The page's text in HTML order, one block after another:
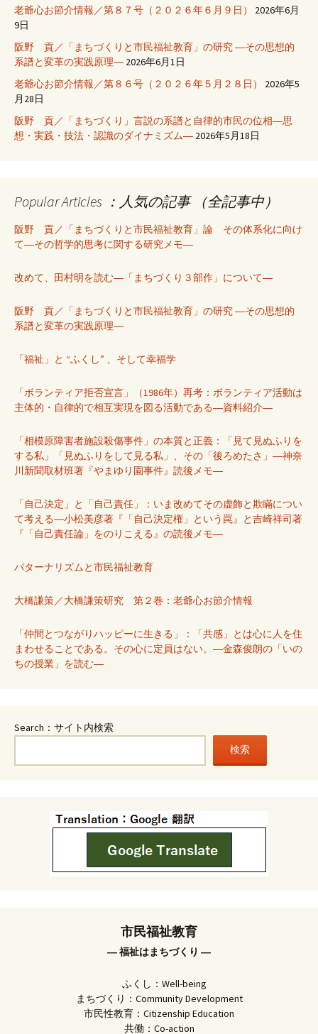
老爺心お節介情報／第８７号（２０２６年６月９日）
2026年6月
9日
阪野 貢／「まちづくりと市民福祉教育」の研究 ―その思想的
系譜と変革の実践原理― 2026年6月1日
老爺心お節介情報／第８６号（２０２６年５月２８日）
2026年5
月28日
阪野 貢／「まちづくり」言説の系譜と自律的市民の位相―思
想・実践・技法・認識のダイナミズム― 2026年5月18日
Popular Articles ：人気の記事 （全記事中）
阪野 貢／「まちづくりと市民福祉教育」論 その体系化に向け
て―その哲学的思考に関する研究メモ―
改めて、田村明を読む―「まちづくり３部作」について―
阪野 貢／「まちづくりと市民福祉教育」の研究 ―その思想的
系譜と変革の実践原理―
「福祉」と “ふくし” 、そして幸福学
「ボランティア拒否宣言」（1986年）再考：ボランティア活動は
主体的・自律的で相互実現を図る活動である―資料紹介―
「相模原障害者施設殺傷事件」の本質と正義：「見て見ぬふりを
する私」「見ぬふりをして見る私」、その「後ろめたさ」―神奈
川新聞取材班著『やまゆり園事件』読後メモ―
「自己決定」と「自己責任」：いま改めてその虚飾と欺瞞につい
て考える―小松美彦著『「自己決定権」という罠』と吉崎祥司著
『「自己責任論」をのりこえる』の読後メモ―
パターナリズムと市民福祉教育
大橋謙策／大橋謙策研究 第２巻：老爺心お節介情報
「仲間とつながりハッピーに生きる」：「共感」とは心に人を住
まわせることである。その心に定員はない。―金森俊朗の「いの
ちの授業」を読む―
Search：サイト内検索
検索
市民福祉教育
― 福祉はまちづくり ―
ふくし：Well-being
まちづくり：Community Development
市民性教育：Citizenship Education
共働：Co-action